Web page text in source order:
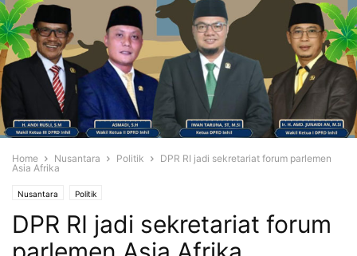
Home Nusantara Politik
DPR RI jadi sekretariat forum parlemen
Asia Afrika
Nusantara Politik
DPR RI jadi sekretariat forum